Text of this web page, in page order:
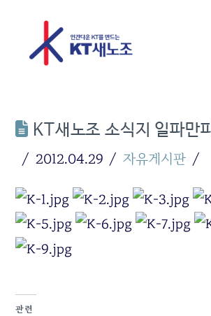
KT새노조 소식지 일파만
2012.04.29 자유게시판
관련